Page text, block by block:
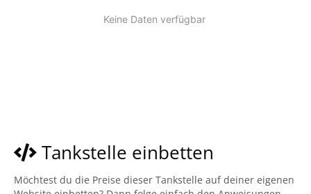
Tankstelle einbetten
Möchtest du die Preise dieser Tankstelle auf deiner eigenen